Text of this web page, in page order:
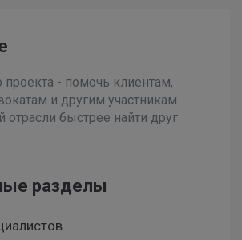
- помочь клиентам,
и другим участникам
отрасли быстрее найти друг
разделы